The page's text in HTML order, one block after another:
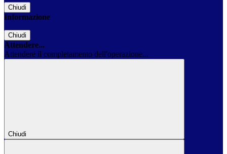
Chiudi
Informazione
Chiudi
Attendere...
Attendere il completamento dell'operazione...
Chiudi